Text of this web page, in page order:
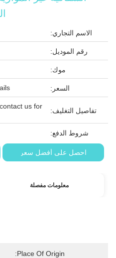
الاسم التجاري:
رقم الموديل:
موك:
السعر:
تفاصيل التغليف:
شروط الدفع:
احصل على أفضل سعر
معلومات مفصلة
Place Of Origin: